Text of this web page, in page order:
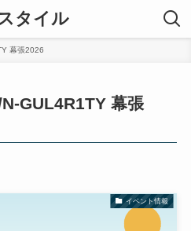
タイル
幕張2026
GUL4R1TY 幕張
イベント情報